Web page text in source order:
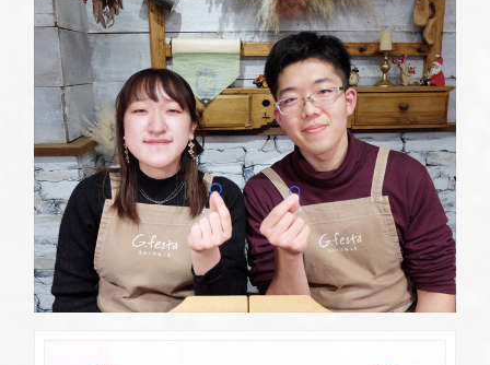
G.festaについて
デザイン事例
よくある質問
お店を探す
資料請求
ブログ・新着情報
定休日
第2・第4火曜日・毎週水曜日
※祝日の場合は営業
岡崎店 TEL.0564-74-8033
営業時間 10:00〜18:30
定休日
火曜日・水曜日
※祝日の場合は営業
三重店 TEL.059-392-6577
営業時間 10:00〜18:30
定休日
火曜日・水曜日
※祝日の場合は営業
浜松店 TEL.053-455-2177